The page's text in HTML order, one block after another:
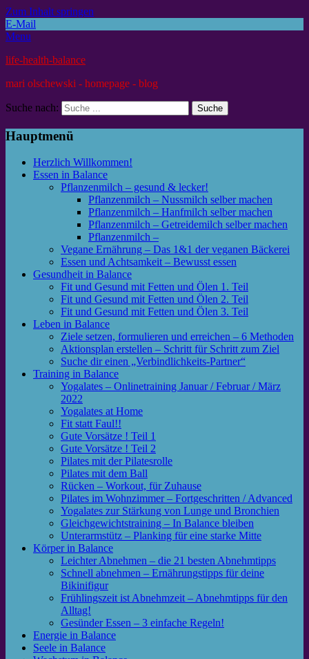
Zum Inhalt springen
E-Mail
Menu
life-health-balance
mari olschewski - homepage - blog
Suche nach:
Hauptmenü
Herzlich Willkommen!
Essen in Balance
Pflanzenmilch – gesund & lecker!
Pflanzenmilch – Nussmilch selber machen
Pflanzenmilch – Hanfmilch selber machen
Pflanzenmilch – Getreidemilch selber machen
Pflanzenmilch –
Vegane Ernährung – Das 1&1 der veganen Bäckerei
Essen und Achtsamkeit – Bewusst essen
Gesundheit in Balance
Fit und Gesund mit Fetten und Ölen 1. Teil
Fit und Gesund mit Fetten und Ölen 2. Teil
Fit und Gesund mit Fetten und Ölen 3. Teil
Leben in Balance
Ziele setzen, formulieren und erreichen – 6 Methoden
Aktionsplan erstellen – Schritt für Schritt zum Ziel
Suche dir einen „Verbindlichkeits-Partner“
Training in Balance
Yogalates – Onlinetraining Januar / Februar / März
2022
Yogalates at Home
Fit statt Faul!!
Gute Vorsätze ! Teil 1
Gute Vorsätze ! Teil 2
Pilates mit der Pilatesrolle
Pilates mit dem Ball
Rücken – Workout, für Zuhause
Pilates im Wohnzimmer – Fortgeschritten / Advanced
Yogalates zur Stärkung von Lunge und Bronchien
Gleichgewichtstraining – In Balance bleiben
Unterarmstütz – Planking für eine starke Mitte
Körper in Balance
Leichter Abnehmen – die 21 besten Abnehmtipps
Schnell abnehmen – Ernährungstipps für deine
Bikinifigur
Frühlingszeit ist Abnehmzeit – Abnehmtipps für den
Alltag!
Gesünder Essen – 3 einfache Regeln!
Energie in Balance
Seele in Balance